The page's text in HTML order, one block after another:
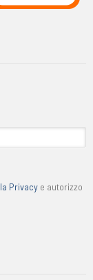
Privacy e autorizzo